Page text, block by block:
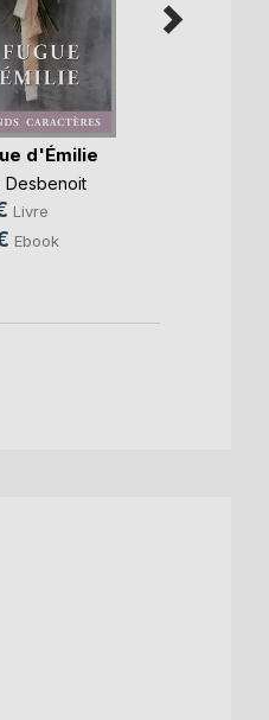
d'Émilie
Desbenoit
Livre
Ebook